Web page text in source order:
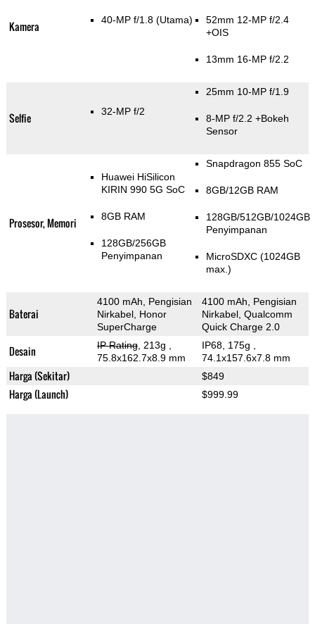
Kamera 40-MP f/1.8 (Utama)
52mm 12-MP f/2.4
+OIS
13mm 16-MP f/2.2
Selfie 32-MP f/2
25mm 10-MP f/1.9
8-MP f/2.2 +Bokeh
Sensor
Prosesor, Memori
Huawei HiSilicon
KIRIN 990 5G SoC
8GB RAM
128GB/256GB
Penyimpanan
Snapdragon 855 SoC
8GB/12GB RAM
128GB/512GB/1024GB
Penyimpanan
MicroSDXC (1024GB
max.)
Baterai
4100 mAh, Pengisian
Nirkabel, Honor
SuperCharge
4100 mAh, Pengisian
Nirkabel, Qualcomm
Quick Charge 2.0
Desain IP Rating, 213g
75.8x162.7x8.9 mm
IP68, 175g
74.1x157.6x7.8 mm
Harga (Sekitar) $849
Harga (Launch) $999.99